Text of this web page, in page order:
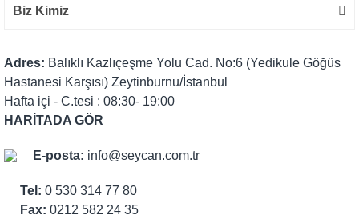
Biz Kimiz
Adres: Balıklı Kazlıçeşme Yolu Cad. No:6 (Yedikule Göğüs
Hastanesi Karşısı) Zeytinburnu/İstanbul
Hafta içi - C.tesi : 08:30- 19:00
HARİTADA GÖR
E-posta: info@seycan.com.tr
Tel: 0 530 314 77 80
Fax: 0212 582 24 35